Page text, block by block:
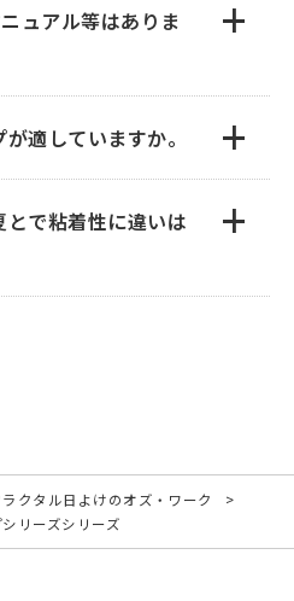
電波の受発信は基本
ることは考えづらい
の場合は使用可能で
+
ュアル等はありま
+
適していますか。
+
とで粘着性に違いは
クタル日よけのオズ・ワーク
リーズシリーズ